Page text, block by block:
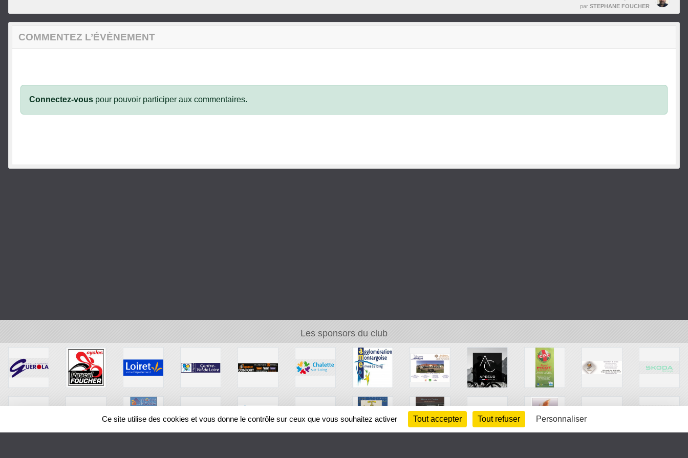
par STEPHANE FOUCHER
COMMENTEZ L’ÉVÈNEMENT
Connectez-vous pour pouvoir participer aux commentaires.
Les sponsors du club
Ce site utilise des cookies et vous donne le contrôle sur ceux que vous souhaitez activer Tout accepter Tout refuser Personnaliser